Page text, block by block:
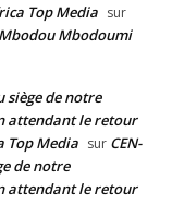
Top Media sur
Mbodoumi
siège de notre
attendant le retour
Top Media sur CEN-
de notre
attendant le retour